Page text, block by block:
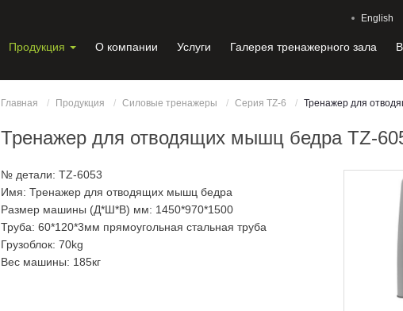
English
Продукция О компании Услуги Галерея тренажерного зала
Главная Продукция Силовые тренажеры Серия TZ-6 Тренажер для
Тренажер для отводящих мышц бедра TZ-
№ детали: TZ-6053
Имя: Тренажер для отводящих мышц бедра
Размер машины (Д*Ш*В) мм: 1450*970*1500
Труба: 60*120*3мм прямоугольная стальная труба
Грузоблок: 70kg
Вес машины: 185кг